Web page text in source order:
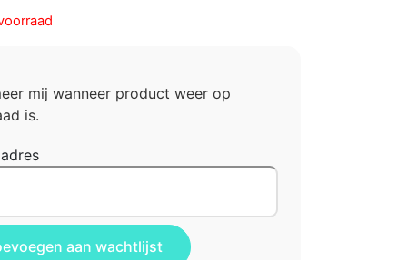
mij wanneer product weer op
is.